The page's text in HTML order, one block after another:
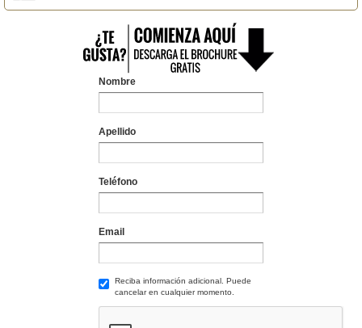
Nombre
Apellido
Teléfono
Email
Reciba información adicional. Puede
cancelar en cualquier momento.